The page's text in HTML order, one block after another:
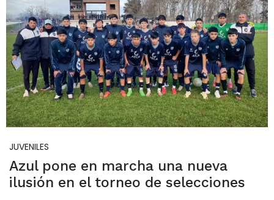
JUVENILES
Azul pone en marcha una nueva
ilusión en el torneo de selecciones